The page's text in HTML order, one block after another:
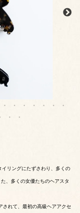
リングにたずさわり、多くの
、多くの女優たちのヘアスタ
されて、最初の高級ヘアアクセ